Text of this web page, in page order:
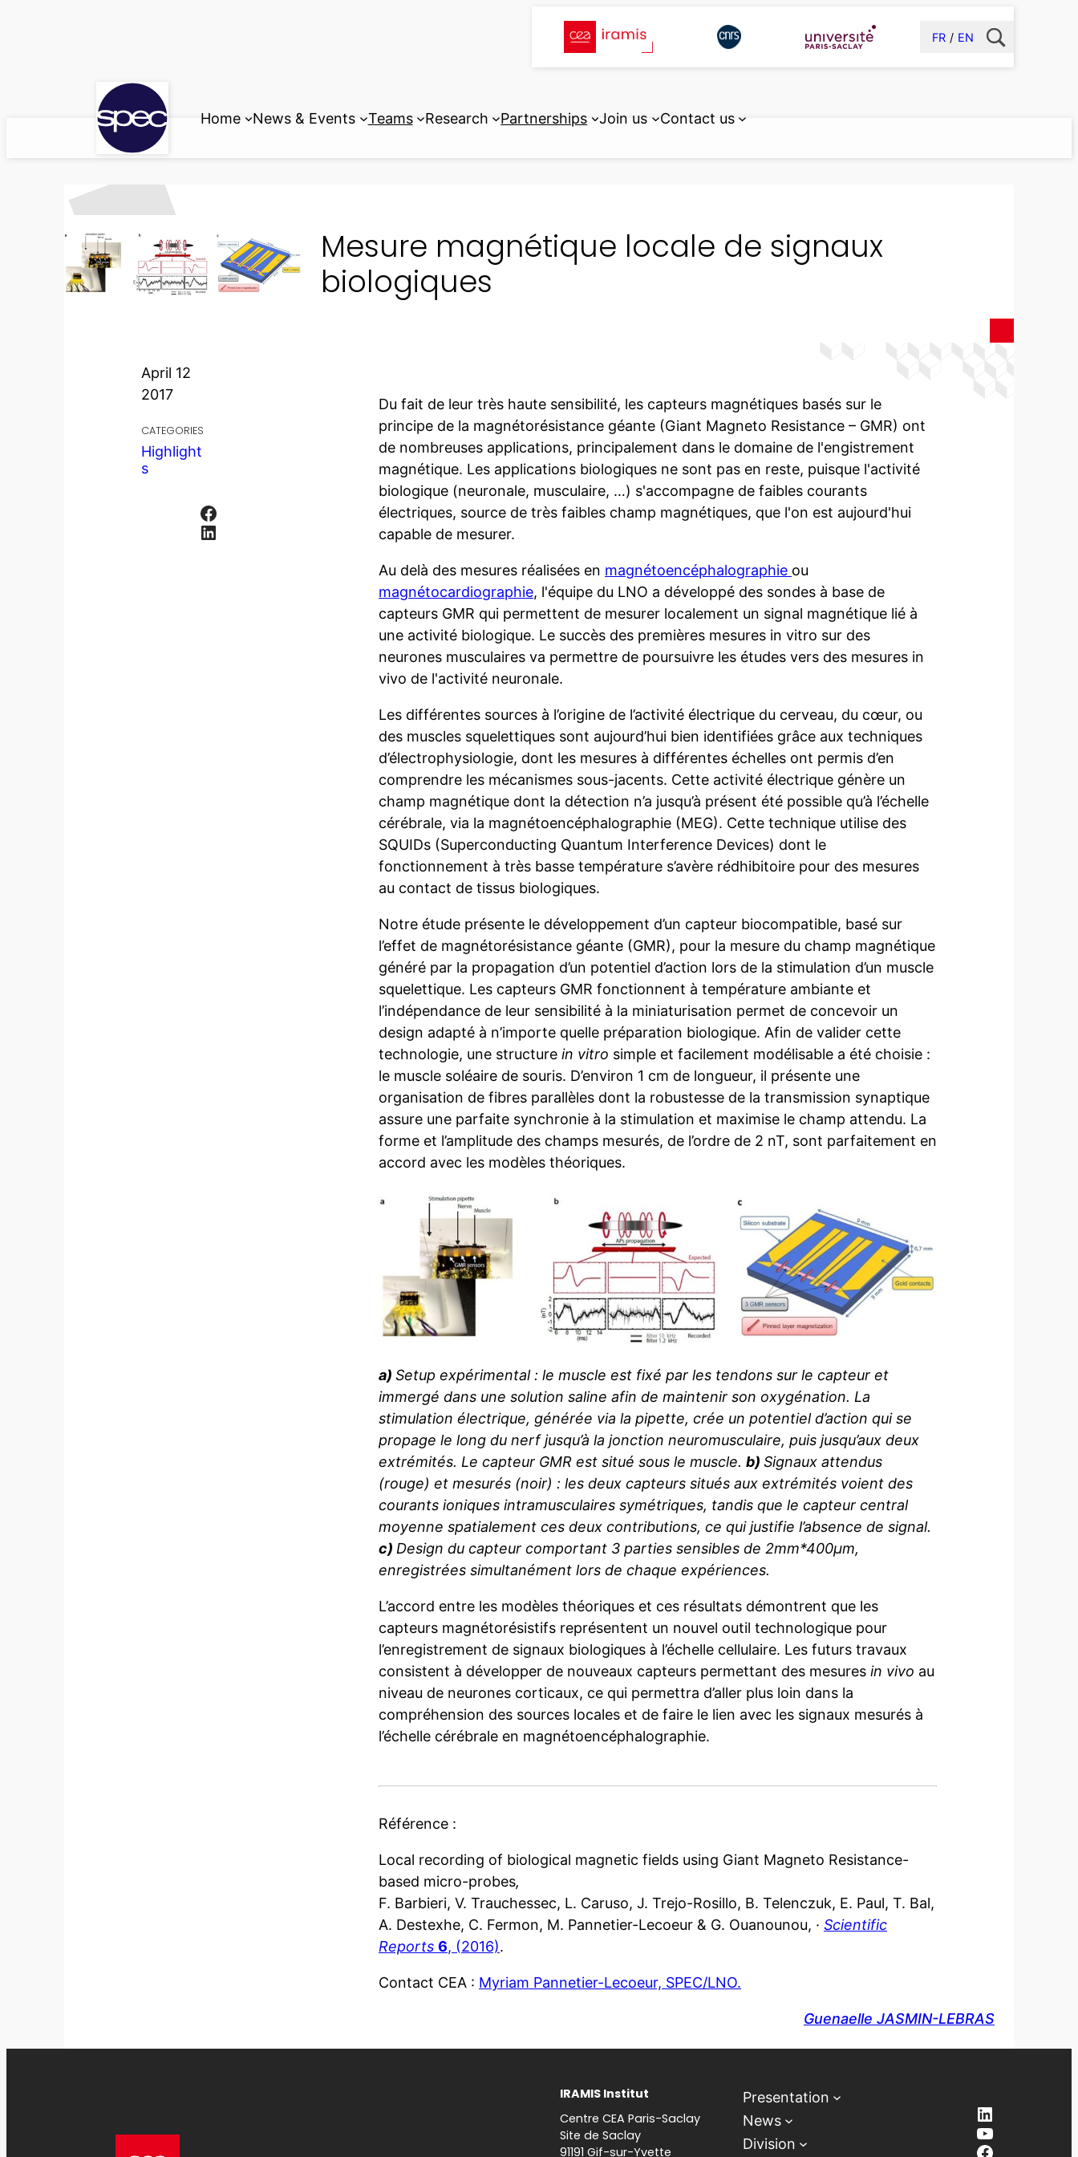
FR EN
Home News & Events Teams Research Partnerships Join us Contact us
Mesure magnétique locale de signaux
biologiques
April 12
2017
CATEGORIES
Highlight
s
Facebook
LinkedIn
Du fait de leur très haute sensibilité, les capteurs magnétiques basés sur le
principe de la magnétorésistance géante (Giant Magneto Resistance – GMR) ont
de nombreuses applications, principalement dans le domaine de l'engistrement
magnétique. Les applications biologiques ne sont pas en reste, puisque l'activité
biologique (neuronale, musculaire, …) s'accompagne de faibles courants
électriques, source de très faibles champ magnétiques, que l'on est aujourd'hui
capable de mesurer.
Au delà des mesures réalisées en magnétoencéphalographie ou
magnétocardiographie, l'équipe du LNO a développé des sondes à base de
capteurs GMR qui permettent de mesurer localement un signal magnétique lié à
une activité biologique. Le succès des premières mesures in vitro sur des
neurones musculaires va permettre de poursuivre les études vers des mesures in
vivo de l'activité neuronale.
Les différentes sources à l’origine de l’activité électrique du cerveau, du cœur, ou
des muscles squelettiques sont aujourd’hui bien identifiées grâce aux techniques
d’électrophysiologie, dont les mesures à différentes échelles ont permis d’en
comprendre les mécanismes sous-jacents. Cette activité électrique génère un
champ magnétique dont la détection n’a jusqu’à présent été possible qu’à l’échelle
cérébrale, via la magnétoencéphalographie (MEG). Cette technique utilise des
SQUIDs (Superconducting Quantum Interference Devices) dont le
fonctionnement à très basse température s’avère rédhibitoire pour des mesures
au contact de tissus biologiques.
Notre étude présente le développement d’un capteur biocompatible, basé sur
l’effet de magnétorésistance géante (GMR), pour la mesure du champ magnétique
généré par la propagation d’un potentiel d’action lors de la stimulation d’un muscle
squelettique. Les capteurs GMR fonctionnent à température ambiante et
l’indépendance de leur sensibilité à la miniaturisation permet de concevoir un
design adapté à n’importe quelle préparation biologique. Afin de valider cette
technologie, une structure in vitro simple et facilement modélisable a été choisie :
le muscle soléaire de souris. D’environ 1 cm de longueur, il présente une
organisation de fibres parallèles dont la robustesse de la transmission synaptique
assure une parfaite synchronie à la stimulation et maximise le champ attendu. La
forme et l’amplitude des champs mesurés, de l’ordre de 2 nT, sont parfaitement en
accord avec les modèles théoriques.
a) Setup expérimental : le muscle est fixé par les tendons sur le capteur et
immergé dans une solution saline afin de maintenir son oxygénation. La
stimulation électrique, générée via la pipette, crée un potentiel d’action qui se
propage le long du nerf jusqu’à la jonction neuromusculaire, puis jusqu’aux deux
extrémités. Le capteur GMR est situé sous le muscle. b) Signaux attendus
(rouge) et mesurés (noir) : les deux capteurs situés aux extrémités voient des
courants ioniques intramusculaires symétriques, tandis que le capteur central
moyenne spatialement ces deux contributions, ce qui justifie l’absence de signal.
c) Design du capteur comportant 3 parties sensibles de 2mm*400µm,
enregistrées simultanément lors de chaque expériences.
L’accord entre les modèles théoriques et ces résultats démontrent que les
capteurs magnétorésistifs représentent un nouvel outil technologique pour
l’enregistrement de signaux biologiques à l’échelle cellulaire. Les futurs travaux
consistent à développer de nouveaux capteurs permettant des mesures in vivo au
niveau de neurones corticaux, ce qui permettra d’aller plus loin dans la
compréhension des sources locales et de faire le lien avec les signaux mesurés à
l’échelle cérébrale en magnétoencéphalographie.
Référence :
Local recording of biological magnetic fields using Giant Magneto Resistance-
based micro-probes,
F. Barbieri, V. Trauchessec, L. Caruso, J. Trejo-Rosillo, B. Telenczuk, E. Paul, T. Bal,
A. Destexhe, C. Fermon, M. Pannetier-Lecoeur & G. Ouanounou, · Scientific
Reports 6, (2016).
Contact CEA : Myriam Pannetier-Lecoeur, SPEC/LNO.
Guenaelle JASMIN-LEBRAS
IRAMIS Institut
Centre CEA Paris-Saclay
Site de Saclay
91191 Gif-sur-Yvette
Presentation
News
Division
LinkedIn
YouTube
Facebook